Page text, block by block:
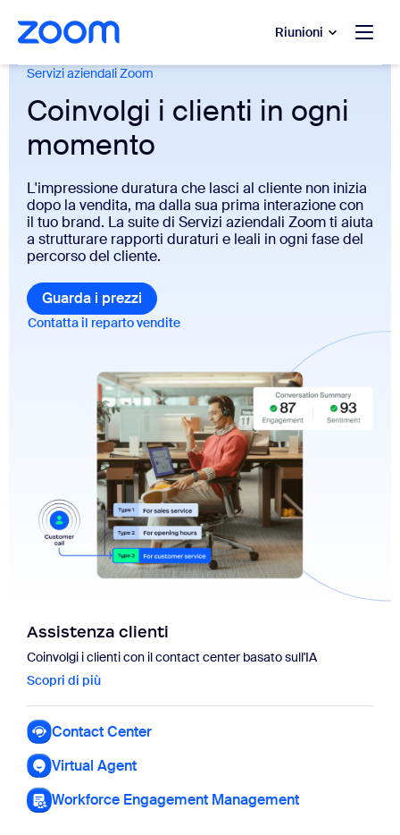
principale
di assistenza Riunioni
Servizi aziendali Zoom
Coinvolgi i clienti in ogni
momento
L'impressione duratura che lasci al cliente non inizia
dopo la vendita, ma dalla sua prima interazione con
il tuo brand. La suite di Servizi aziendali Zoom ti aiuta
a strutturare rapporti duraturi e leali in ogni fase del
percorso del cliente.
Guarda i prezzi Guarda i prezzi
Contatta il reparto vendite
Assistenza clienti
Coinvolgi i clienti con il contact center basato sull'IA
Scopri di più
Contact Center
Virtual Agent
Workforce Engagement Management